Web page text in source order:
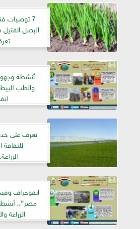
7 توصيات
البصل
أنشطة
والطب
تعرف على
للثقافة
انفوجراف
مصر”..
الزراعة